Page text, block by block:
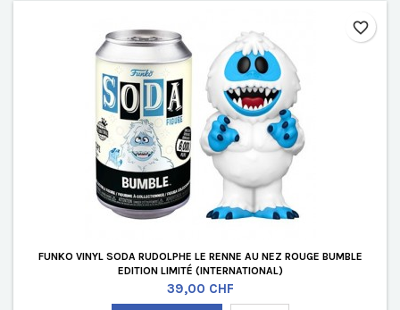
FUNKO VINYL SODA RUDOLPHE LE RENNE AU NEZ ROUGE BUMBLE
EDITION LIMITÉ (INTERNATIONAL)
Prix
39,00 CHF
favorite_border